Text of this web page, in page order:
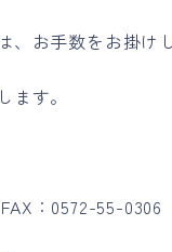
、お手数をお掛け
す。
：0572-55-0306